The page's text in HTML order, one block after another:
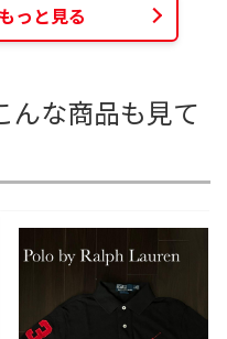
っと見る
んな商品も見て